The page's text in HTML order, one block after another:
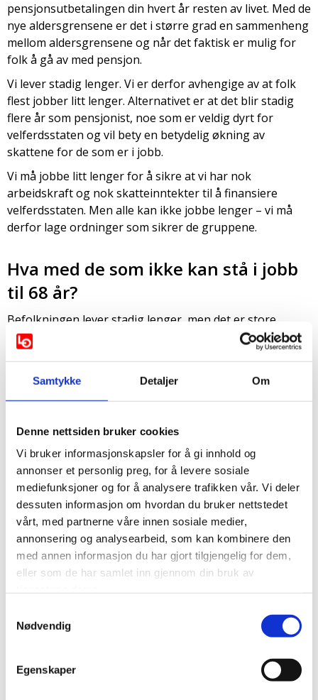
Samtykke Detaljer Om
Denne nettsiden bruker cookies
Vi bruker informasjonskapsler for å gi innhold og
annonser et personlig preg, for å levere sosiale
mediefunksjoner og for å analysere trafikken vår. Vi deler
dessuten informasjon om hvordan du bruker nettstedet
vårt, med partnerne våre innen sosiale medier,
annonsering og analysearbeid, som kan kombinere den
med annen informasjon du har gjort tilgjengelig for dem,
eller som de har samlet inn gjennom din bruk av
Nødvendig
Egenskaper
pensjonsutbetalingen din hvert år resten av livet. Med de
nye aldersgrensene er det i større grad en sammenheng
mellom aldersgrensene og når det faktisk er mulig for
folk å gå av med pensjon.
Vi lever stadig lenger. Vi er derfor avhengige av at folk
flest jobber litt lenger. Alternativet er at det blir stadig
flere år som pensjonist, noe som er veldig dyrt for
velferdsstaten og vil bety en betydelig økning av
skattene for de som er i jobb.
Vi må jobbe litt lenger for å sikre at vi har nok
arbeidskraft og nok skatteinntekter til å finansiere
velferdsstaten. Men alle kan ikke jobbe lenger – vi må
derfor lage ordninger som sikrer de gruppene.
Hva med de som ikke kan stå i jobb
til 68 år?
Befolkningen lever stadig lenger, men det er store
forskjeller i forventet levealder mellom ulike yrker. Målet
er derfor å lage et arbeidsliv og et pensjonssystem som
jobbe lenger.
vare på de som ikke kan jobbe lenger. For noen vil det
bety uføretrygd, og derfor var et av hovedkravene til LO
inn i forhandlingene at uføres pensjoner skal skjermes
mot levealdersjusteringen. Derfor har LO også krevd og
fått gjennomslag for et slitertillegg på 30 000 kroner
årlig.
LO mener dette må komme i tillegg til folketrygd, AFP og
tjenestepensjon. Dermed sikrer vi alderdommen for de
gruppene som kommer dårligst ut av pensjonsreformen.
Det aller viktigste er å kjempe for et arbeidsliv som ikke
bli bedre?